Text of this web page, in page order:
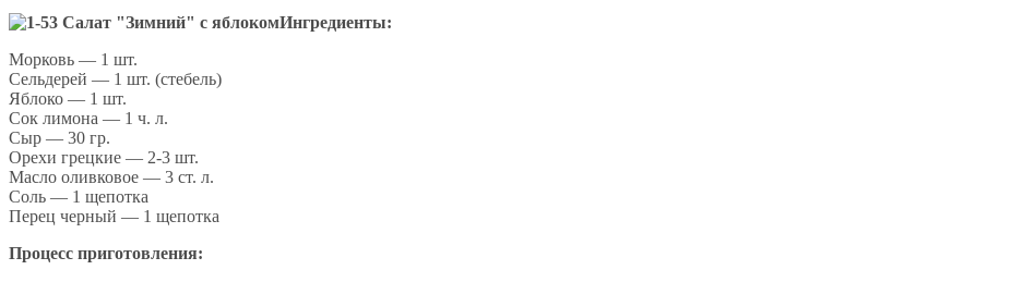
Ингредиенты:
Морковь — 1 шт.
Сельдерей — 1 шт. (стебель)
Яблоко — 1 шт.
Сок лимона — 1 ч. л.
Сыр — 30 гр.
Орехи грецкие — 2-3 шт.
Масло оливковое — 3 ст. л.
Соль — 1 щепотка
Перец черный — 1 щепотка
Процесс приготовления: